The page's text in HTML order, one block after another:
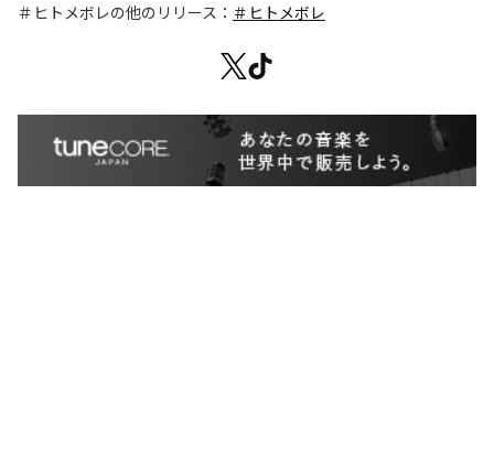
＃ヒトメボレの他のリリース： ＃ヒトメボレ